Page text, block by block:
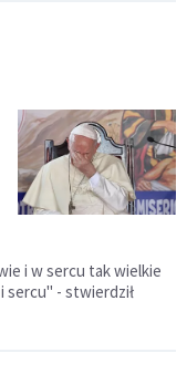
i w sercu tak wielkie
sercu" - stwierdził